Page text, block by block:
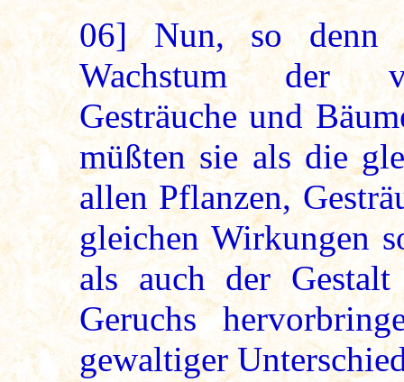
06]Nun, so denn
Wachstum der
Gesträuche und
müßten sie als die
allen Pflanzen,
gleichen Wirkungen
als auch der
Geruchs
gewaltiger